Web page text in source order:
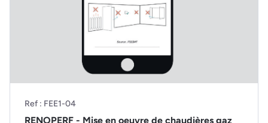
Ref : FEE1-04
RENOPERF - Mise en oeuvre de chaudières gaz